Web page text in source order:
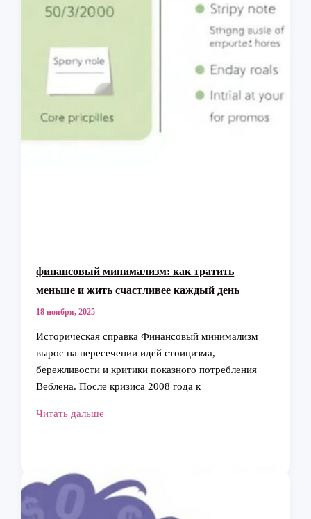
финансовый минимализм: как тратить
меньше и жить счастливее каждый день
18 ноября, 2025
Историческая справка Финансовый минимализм
вырос на пересечении идей стоицизма,
бережливости и критики показного потребления
Веблена. После кризиса 2008 года к
финансовый
меньше
жить
Читать дальше